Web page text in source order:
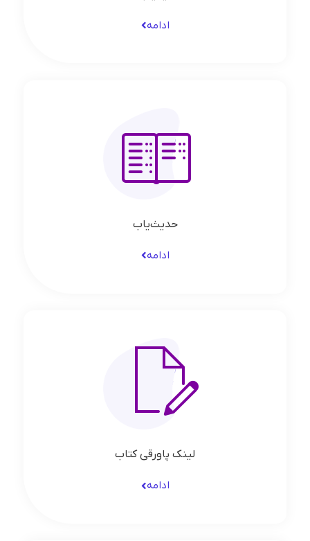
ادامه
حدیث‌یاب
ادامه
لینک پاورقی کتاب
ادامه